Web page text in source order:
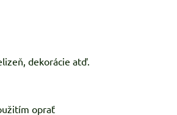
dekorácie atď.
oprať